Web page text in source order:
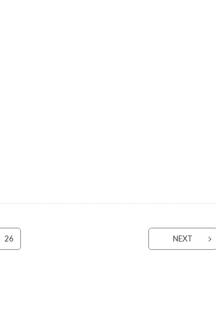
26 NEXT